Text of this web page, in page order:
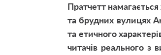
Пратчетт
та брудних вулицях
та етичного
читачів реального